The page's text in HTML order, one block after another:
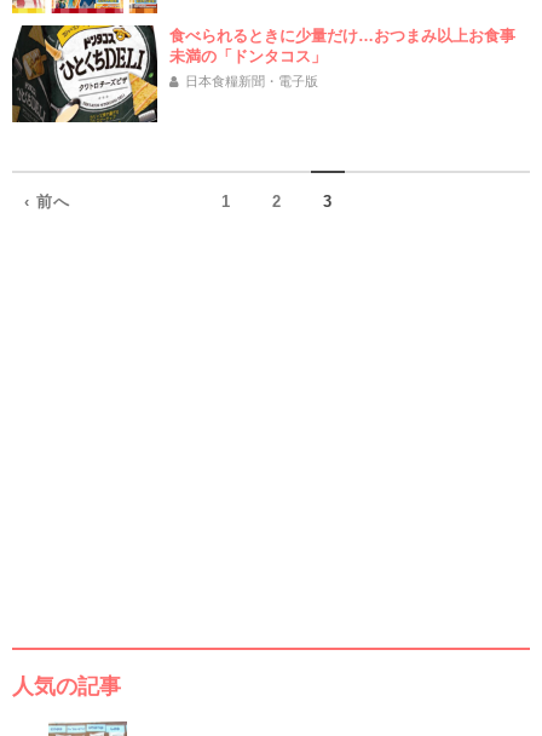
食べられるときに少量だけ…おつまみ以上お食事
未満の「ドンタコス」
日本食糧新聞・電子版
‹ 前へ 1 2 3
人気の記事